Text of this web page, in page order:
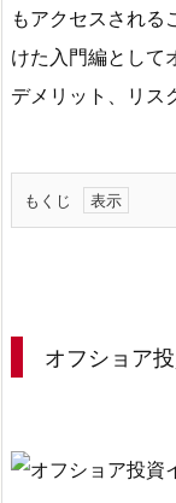
もアクセスされる
けた入門編として
デメリット、リス
もくじ
ョ
資
オフショア